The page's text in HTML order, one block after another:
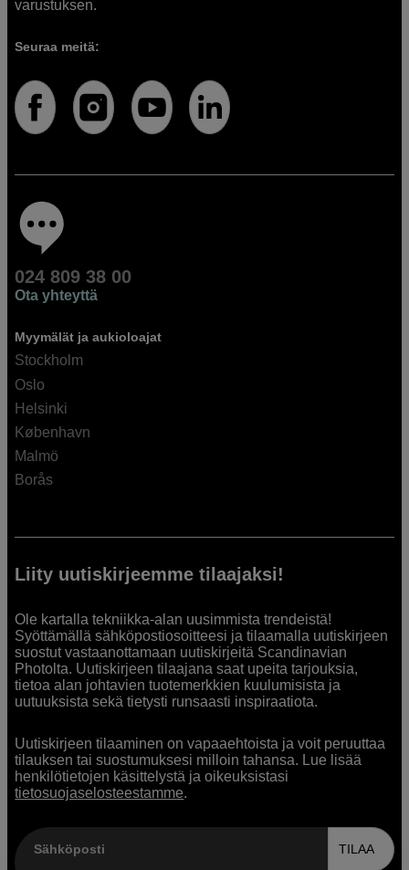
varustuksen.
Seuraa meitä:
024 809 38 00
Ota yhteyttä
Myymälät ja aukioloajat
Stockholm
Oslo
Helsinki
København
Malmö
Borås
Liity uutiskirjeemme tilaajaksi!
Ole kartalla tekniikka-alan uusimmista trendeistä!
Syöttämällä sähköpostiosoitteesi ja tilaamalla uutiskirjeen
suostut vastaanottamaan uutiskirjeitä Scandinavian
Photolta. Uutiskirjeen tilaajana saat upeita tarjouksia,
tietoa alan johtavien tuotemerkkien kuulumisista ja
uutuuksista sekä tietysti runsaasti inspiraatiota.
Uutiskirjeen tilaaminen on vapaaehtoista ja voit peruuttaa
tilauksen tai suostumuksesi milloin tahansa. Lue lisää
henkilötietojen käsittelystä ja oikeuksistasi
tietosuojaselosteestamme.
Sähköposti TILAA